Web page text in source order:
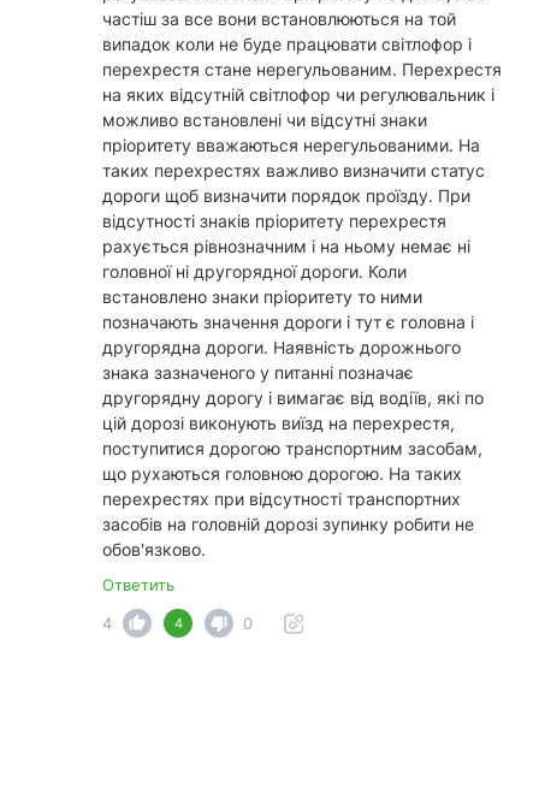
частіш за все вони встановлюються на той
випадок коли не буде працювати світлофор і
перехрестя стане нерегульованим. Перехрестя
на яких відсутній світлофор чи регулювальник і
можливо встановлені чи відсутні знаки
пріоритету вважаються нерегульованими. На
таких перехрестях важливо визначити статус
дороги щоб визначити порядок проїзду. При
відсутності знаків пріоритету перехрестя
рахується рівнозначним і на ньому немає ні
головної ні другорядної дороги. Коли
встановлено знаки пріоритету то ними
позначають значення дороги і тут є головна і
другорядна дороги. Наявність дорожнього
знака зазначеного у питанні позначає
другорядну дорогу і вимагає від водіїв, які по
цій дорозі виконують виїзд на перехрестя,
поступитися дорогою транспортним засобам,
що рухаються головною дорогою. На таких
перехрестях при відсутності транспортних
засобів на головній дорозі зупинку робити не
обов'язково.
Ответить
4
4 0